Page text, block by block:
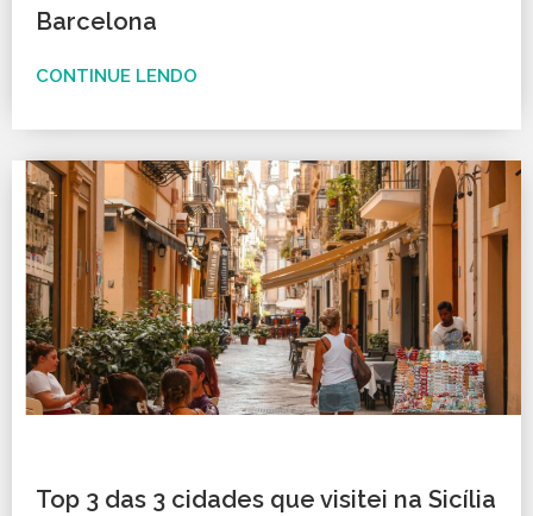
Barcelona
CONTINUE LENDO
Top 3 das 3 cidades que visitei na Sicília